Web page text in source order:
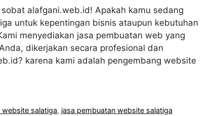
alafgani.web.id! Apakah kamu sedang
untuk kepentingan bisnis ataupun kebutuhan
menyediakan jasa pembuatan web yang
dikerjakan secara profesional dan
karena kami adalah pengembang website
website salatiga, jasa pembuatan website salatiga